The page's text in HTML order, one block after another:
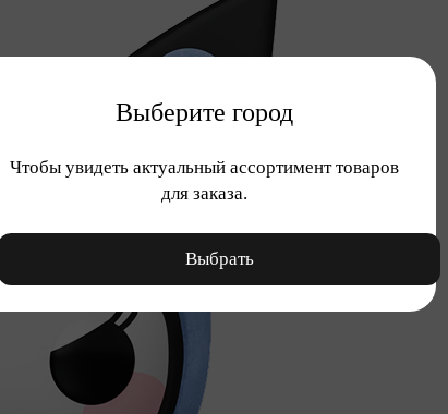
Выберите город
Чтобы увидеть актуальный ассортимент товаров
для заказа.
Выбрать